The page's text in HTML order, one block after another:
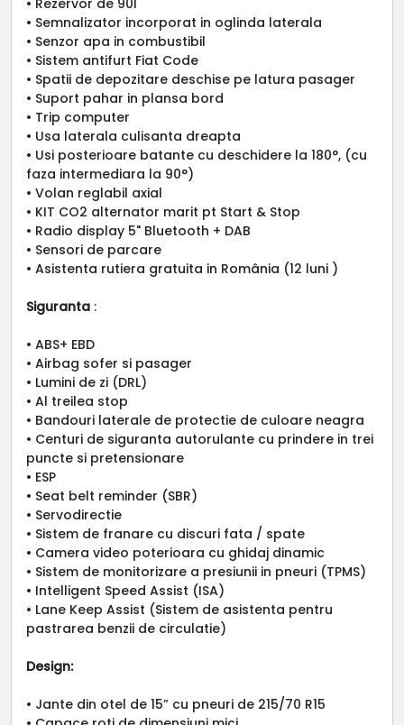
• Semnalizator incorporat in oglinda laterala
• Senzor apa in combustibil
• Sistem antifurt Fiat Code
• Spatii de depozitare deschise pe latura pasager
• Suport pahar in plansa bord
• Trip computer
• Usa laterala culisanta dreapta
• Usi posterioare batante cu deschidere la 180°, (cu
faza intermediara la 90°)
• Volan reglabil axial
• KIT CO2 alternator marit pt Start & Stop
• Radio display 5" Bluetooth + DAB
• Sensori de parcare
• Asistenta rutiera gratuita in România (12 luni )
Siguranta :
• ABS+ EBD
• Airbag sofer si pasager
• Lumini de zi (DRL)
• Al treilea stop
• Bandouri laterale de protectie de culoare neagra
• Centuri de siguranta autorulante cu prindere in trei
puncte si pretensionare
• ESP
• Seat belt reminder (SBR)
• Servodirectie
• Sistem de franare cu discuri fata / spate
• Camera video poterioara cu ghidaj dinamic
• Sistem de monitorizare a presiunii in pneuri (TPMS)
• Intelligent Speed Assist (ISA)
• Lane Keep Assist (Sistem de asistenta pentru
pastrarea benzii de circulatie)
Design:
• Jante din otel de 15” cu pneuri de 215/70 R15